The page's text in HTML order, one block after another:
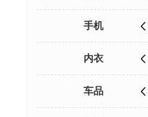
手机
内衣
车品